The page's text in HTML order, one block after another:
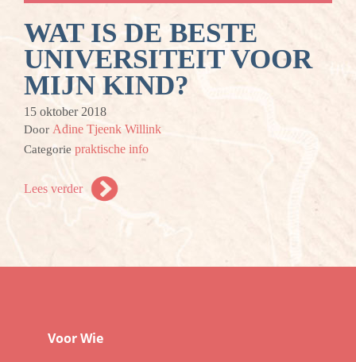
WAT IS DE BESTE
UNIVERSITEIT VOOR
MIJN KIND?
15 oktober 2018
Door Adine Tjeenk Willink
Categorie praktische info
Lees verder
Voor Wie